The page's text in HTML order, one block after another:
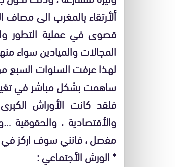
ألأرتقاء بالمغرب الى
قصوى في عملية التطور
المجالات والميادين سواء
لهذا عرفت السنوات السبع
ساهمت بشكل مباشر في
فلقد كانت الأوراش
والأقتصادية ،
مفصل ، فانني سوف اركز في
* الورش الأجتماعي :